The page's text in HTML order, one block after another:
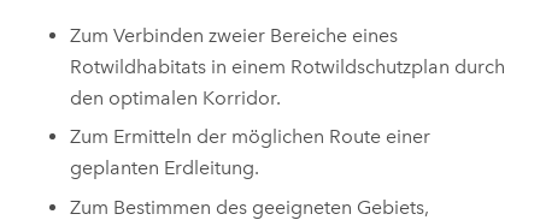
Zum Verbinden zweier Bereiche eines
Rotwildhabitats in einem Rotwildschutzplan durch
den optimalen Korridor.
Zum Ermitteln der möglichen Route einer
geplanten Erdleitung.
Zum Bestimmen des geeigneten Gebiets,